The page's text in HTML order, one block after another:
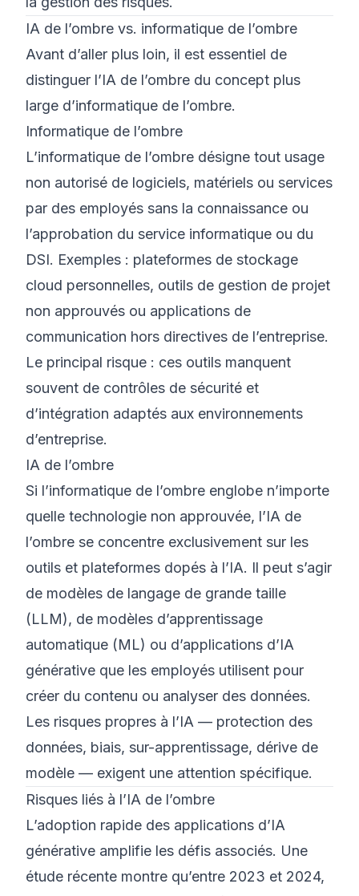
IA de l’ombre vs. informatique de l’ombre
Avant d’aller plus loin, il est essentiel de
distinguer l’IA de l’ombre du concept plus
large d’informatique de l’ombre.
Informatique de l’ombre
L’informatique de l’ombre désigne tout usage
non autorisé de logiciels, matériels ou services
par des employés sans la connaissance ou
l’approbation du service informatique ou du
DSI. Exemples : plateformes de stockage
cloud personnelles, outils de gestion de projet
non approuvés ou applications de
communication hors directives de l’entreprise.
Le principal risque : ces outils manquent
souvent de contrôles de sécurité et
d’intégration adaptés aux environnements
d’entreprise.
IA de l’ombre
Si l’informatique de l’ombre englobe n’importe
quelle technologie non approuvée, l’IA de
l’ombre se concentre exclusivement sur les
outils et plateformes dopés à l’IA. Il peut s’agir
de modèles de langage de grande taille
(LLM), de modèles d’apprentissage
automatique (ML) ou d’applications d’IA
générative que les employés utilisent pour
créer du contenu ou analyser des données.
Les risques propres à l’IA — protection des
données, biais, sur-apprentissage, dérive de
modèle — exigent une attention spécifique.
Risques liés à l’IA de l’ombre
L’adoption rapide des applications d’IA
générative amplifie les défis associés. Une
étude récente montre qu’entre 2023 et 2024,